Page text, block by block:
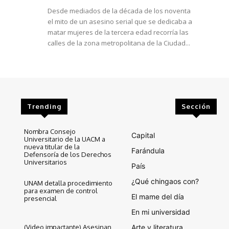
Desde mediados de la década de los noventa
el mito de un asesino serial que se dedicaba a
matar mujeres de la tercera edad recorría las
calles de la zona metropolitana de la Ciudad...
Trending
Nombra Consejo
Universitario de la UACM a
nueva titular de la
Defensoría de los Derechos
Universitarios
UNAM detalla procedimiento
para examen de control
presencial
(Video impactante) Asesinan
Sección
Capital
Farándula
País
¿Qué chingaos con?
El mame del día
En mi universidad
Arte y literatura